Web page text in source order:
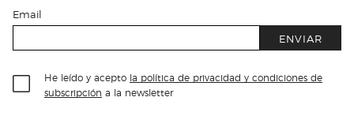
Email
ENVIAR
He leído y acepto la política de privacidad y condiciones de
subscripción a la newsletter